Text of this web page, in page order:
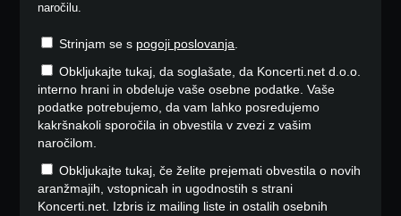
naročilu.
Strinjam se s pogoji poslovanja.
Obkljukajte tukaj, da soglašate, da Koncerti.net d.o.o.
interno hrani in obdeluje vaše osebne podatke. Vaše
podatke potrebujemo, da vam lahko posredujemo
kakršnakoli sporočila in obvestila v zvezi z vašim
naročilom.
Obkljukajte tukaj, če želite prejemati obvestila o novih
aranžmajih, vstopnicah in ugodnostih s strani
Koncerti.net. Izbris iz mailing liste in ostalih osebnih